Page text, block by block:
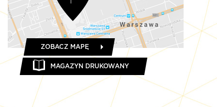
ZOBACZ MAPĘ
MAGAZYN DRUKOWANY